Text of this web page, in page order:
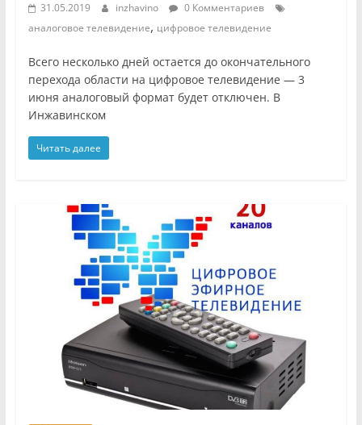
31.05.2019 inzhavino
0 Комментариев
аналоговое телевидение, цифровое телевидение
Всего несколько дней остается до окончательного
перехода области на цифровое телевидение — 3
июня аналоговый формат будет отключен. В
Инжавинском
Читать далее